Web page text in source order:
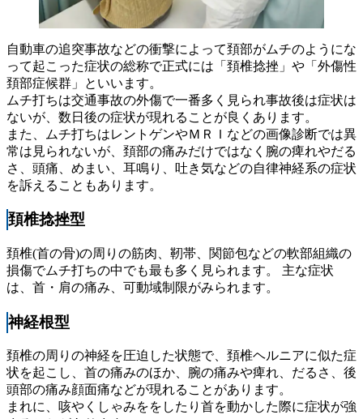
自動車の追突事故などの衝撃によって頚部がムチのようにな
って起こった症状の総称で正式には「頚椎捻挫」や「外傷性
頚部症候群」といいます。
ムチ打ちは交通事故の外傷で一番多く見られ事故後は症状は
ないが、数日後の症状が現れることが良くあります。
また、ムチ打ちはレントゲンやＭＲＩなどの画像診断では異
常は見られないが、頚部の痛みだけではなく腕の痺れやだる
さ、頭痛、めまい、耳鳴り、吐き気などの自律神経系の症状
を訴えることもあります。
頚椎捻挫型
頚椎(首の骨)の周りの筋肉、靭帯、関節包などの軟部組織の
損傷でムチ打ちの中でも最も多く見られます。 主な症状
は、首・肩の痛み、可動域制限がみられます。
神経根型
頚椎の周りの神経を圧迫した状態で、頚椎ヘルニアに似た症
状を起こし、首の痛みのほか、腕の痛みや痺れ、だるさ、後
頭部の痛み顔面痛などが現れることがあります。
まれに、咳やくしゃみををしたり首を動かした際に症状が強